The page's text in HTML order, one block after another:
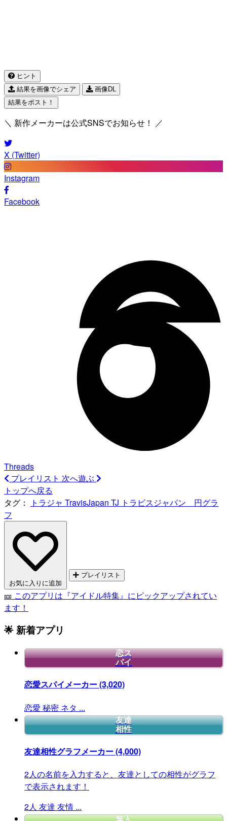
ヒント
結果を画像でシェア
画像DL
結果をポスト！
＼ 新作メーカーは公式SNSでお知らせ！ ／
X (Twitter)
Instagram
Facebook
Threads
プレイリスト 次へ遊ぶ
トップへ戻る
タグ：
トラジャ TravisJapan TJ トラビスジャパン 円グラ
フ
お気に入りに追加
プレイリスト
🎫 このアプリは『アイドル特集』にピックアップされてい
ます！
🌟 新着アプリ
恋ス
パイ
恋愛スパイメーカー(3,020)
恋愛 秘密 ネタ ...
友達
相性
友達相性グラフメーカー(4,000)
2人の名前を入力すると、友達としての相性がグラフ
で表示されます！
2人 友達 友情 ...
無人